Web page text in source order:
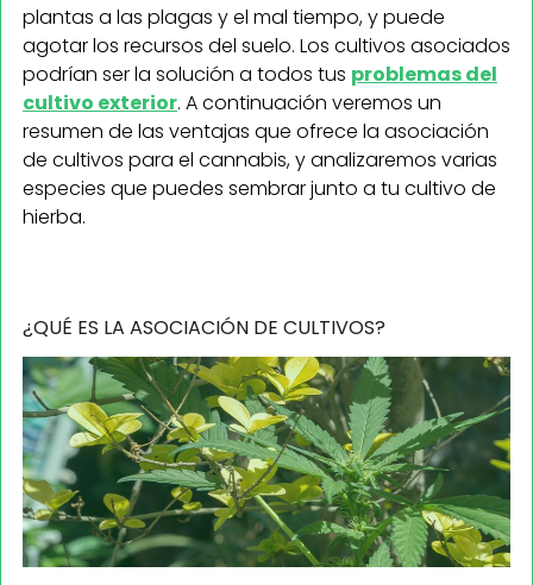
plantas a las plagas y el mal tiempo, y puede
agotar los recursos del suelo. Los cultivos asociados
podrían ser la solución a todos tus problemas del
cultivo exterior. A continuación veremos un
resumen de las ventajas que ofrece la asociación
de cultivos para el cannabis, y analizaremos varias
especies que puedes sembrar junto a tu cultivo de
hierba.
¿QUÉ ES LA ASOCIACIÓN DE CULTIVOS?